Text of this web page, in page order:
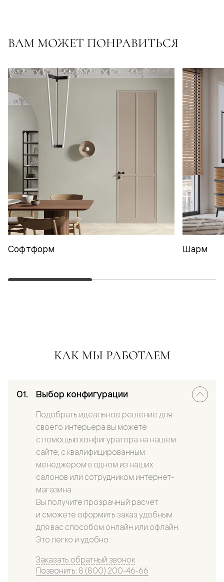
ВАМ МОЖЕТ ПОНРАВИТЬСЯ
Софтформ Шарм
КАК МЫ РАБОТАЕМ
Выбор конфигурации
Подобрать идеальное решение для
своего интерьера вы можете
с помощью конфигуратора на нашем
сайте, с квалифицированным
менеджером в одном из наших
салонов или сотрудником интернет-
магазина.
Вы получите прозрачный расчет
и сможете оформить заказ удобным
для вас способом онлайн или офлайн.
Это легко и удобно.
Заказать обратный звонок
Позвонить: 8 (800) 200-46-66